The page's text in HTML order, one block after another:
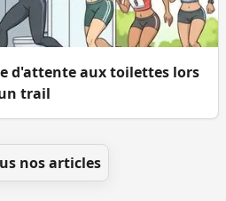
d'attente aux toilettes lors
trail
nos articles